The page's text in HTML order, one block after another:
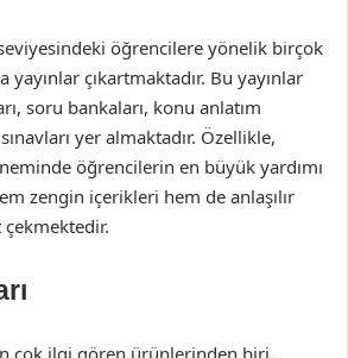
seviyesindeki öğrencilere yönelik birçok
yayınlar çıkartmaktadır. Bu yayınlar
soru bankaları, konu anlatım
yer almaktadır. Özellikle,
öğrencilerin en büyük yardımı
zengin içerikleri hem de anlaşılır
çekmektedir.
en çok ilgi gören ürünlerinden biri,